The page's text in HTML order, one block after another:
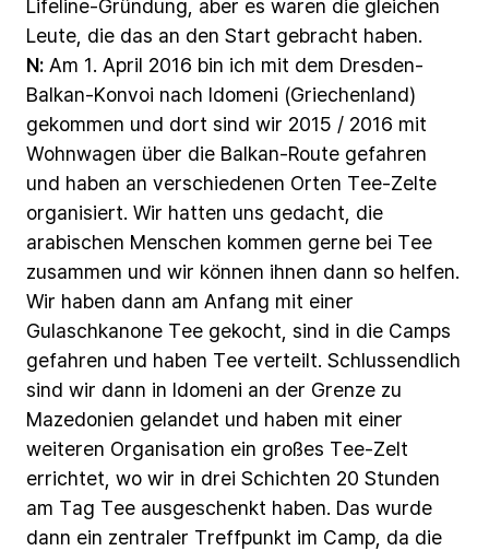
Lifeline-Gründung, aber es waren die gleichen
Leute, die das an den Start gebracht haben.
N: Am 1. April 2016 bin ich mit dem Dresden-
Balkan-Konvoi nach Idomeni (Griechenland)
gekommen und dort sind wir 2015 / 2016 mit
Wohnwagen über die Balkan-Route gefahren
und haben an verschiedenen Orten Tee-Zelte
organisiert. Wir hatten uns gedacht, die
arabischen Menschen kommen gerne bei Tee
zusammen und wir können ihnen dann so helfen.
Wir haben dann am Anfang mit einer
Gulaschkanone Tee gekocht, sind in die Camps
gefahren und haben Tee verteilt. Schlussendlich
sind wir dann in Idomeni an der Grenze zu
Mazedonien gelandet und haben mit einer
weiteren Organisation ein großes Tee-Zelt
errichtet, wo wir in drei Schichten 20 Stunden
am Tag Tee ausgeschenkt haben. Das wurde
dann ein zentraler Treffpunkt im Camp, da die